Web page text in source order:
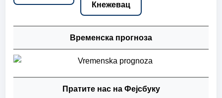
Кнежевац
Временска прогноза
Пратите нас на Фејсбуку